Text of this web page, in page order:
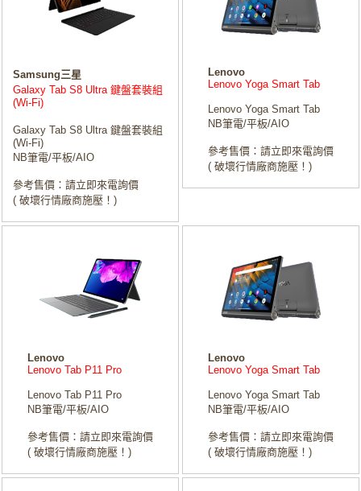
Samsung三星
Galaxy Tab S8 Ultra 鍵盤套裝組
(Wi-Fi)
Galaxy Tab S8 Ultra 鍵盤套裝組
(Wi-Fi)
NB筆電/平板/AIO
參考售價：請立即來電詢價
( 破壞行情廠商施壓！)
Lenovo
Lenovo Yoga Smart Tab
Lenovo Yoga Smart Tab
NB筆電/平板/AIO
參考售價：請立即來電詢價
( 破壞行情廠商施壓！)
Lenovo
Lenovo Tab P11 Pro
Lenovo Tab P11 Pro
NB筆電/平板/AIO
參考售價：請立即來電詢價
( 破壞行情廠商施壓！)
Lenovo
Lenovo Yoga Smart Tab
Lenovo Yoga Smart Tab
NB筆電/平板/AIO
參考售價：請立即來電詢價
( 破壞行情廠商施壓！)